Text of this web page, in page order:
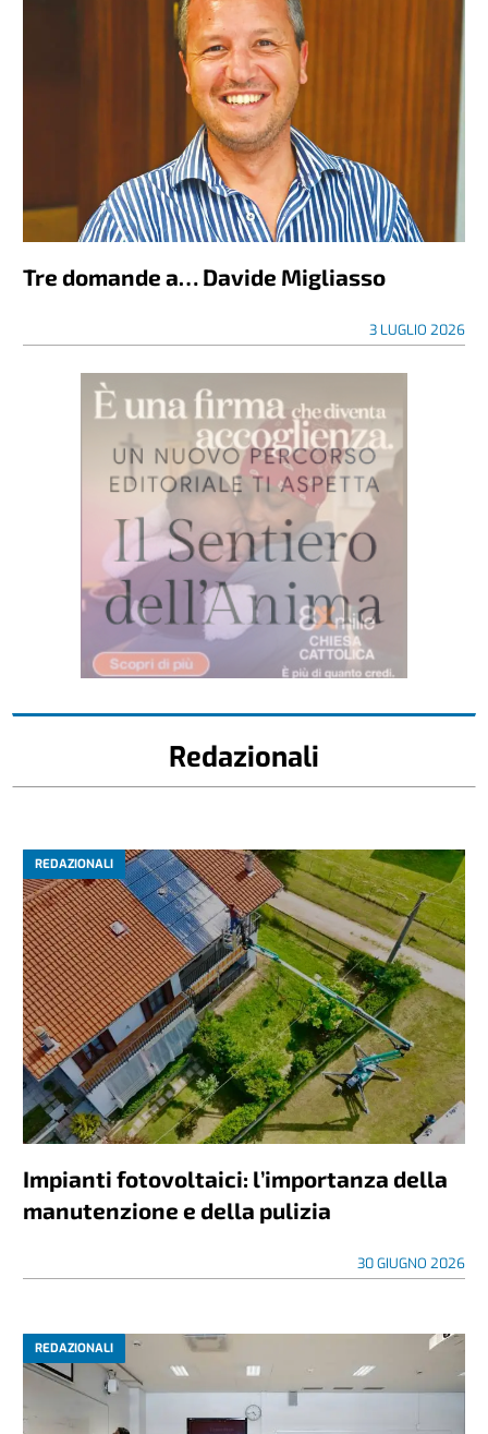
Tre domande a… Davide Migliasso
3 LUGLIO 2026
Redazionali
REDAZIONALI
Impianti fotovoltaici: l’importanza della
manutenzione e della pulizia
30 GIUGNO 2026
REDAZIONALI